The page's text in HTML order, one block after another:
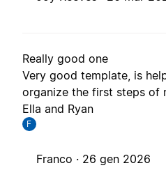
Really good one
Very good template, is
organize the first steps of
Ella and Ryan
F
Franco · 26 gen 2026